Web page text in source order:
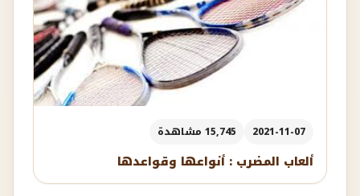
2021-11-07 15,745 مشاهدة
ألعاب المضرب : أنواعها وقواعدها